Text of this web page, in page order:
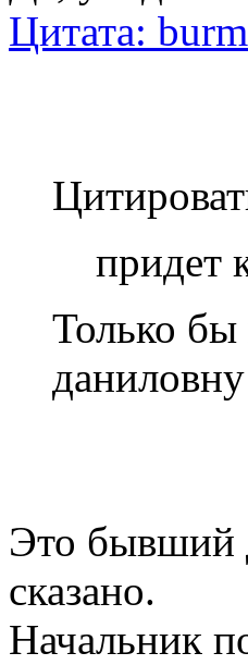
Цитата:
придет
Только бы
Это бывший
сказано.
Начальник